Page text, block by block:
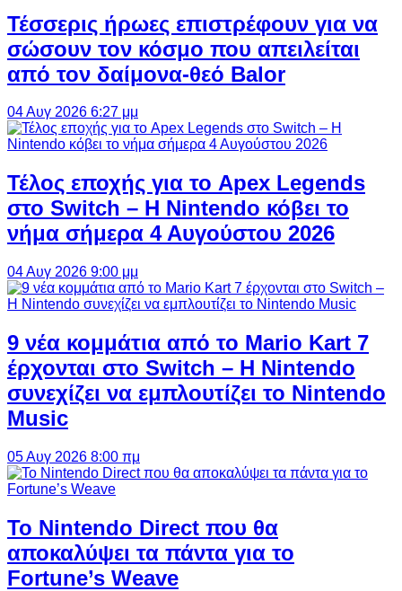
Τέσσερις ήρωες επιστρέφουν για να
σώσουν τον κόσμο που απειλείται
από τον δαίμονα-θεό Balor
04 Αυγ 2026 6:27 μμ
Τέλος εποχής για το Apex Legends
στο Switch – Η Nintendo κόβει το
νήμα σήμερα 4 Αυγούστου 2026
04 Αυγ 2026 9:00 μμ
9 νέα κομμάτια από το Mario Kart 7
έρχονται στο Switch – Η Nintendo
συνεχίζει να εμπλουτίζει το Nintendo
Music
05 Αυγ 2026 8:00 πμ
Το Nintendo Direct που θα
αποκαλύψει τα πάντα για το
Fortune’s Weave